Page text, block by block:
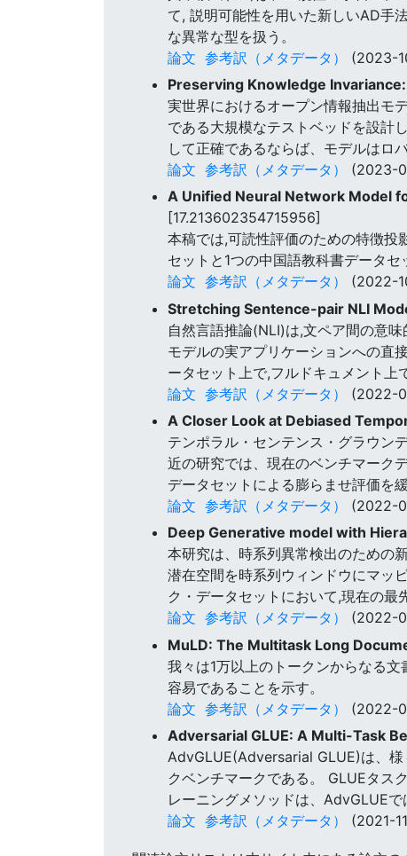
て, 説明可能性を用いた新しいAD手
な異常な型を扱う。
論文 参考訳（メタデータ）
(2023-
Preserving Knowledge
実世界におけるオープン情報抽出モ
である大規模なテストベッドを設計
して正確であるならば、モデルはロ
論文 参考訳（メタデータ）
(2023-
A Unified Neural Network Model
[17.213602354715956]
本稿では,可読性評価のための特徴投
セットと1つの中国語教科書データセ
論文 参考訳（メタデータ）
(2022-
Stretching Sentence-pair NLI
自然言語推論(NLI)は,文ペア間の意
モデルの実アプリケーションへの直
ータセット上で,フルドキュメント上
論文 参考訳（メタデータ）
(2022-
A Closer Look at Debiased
テンポラル・センテンス・グラウン
近の研究では、現在のベンチマーク
データセットによる膨らませ評価を
論文 参考訳（メタデータ）
(2022-
Deep Generative model with
本研究は、時系列異常検出のための
潜在空間を時系列ウィンドウにマッ
ク・データセットにおいて,現在の最
論文 参考訳（メタデータ）
(2022-
MuLD: The Multitask Long
我々は1万以上のトークンからなる
容易であることを示す。
論文 参考訳（メタデータ）
(2022-
Adversarial GLUE: A Multi-Task
AdvGLUE(Adversarial GLUE)は、様
クベンチマークである。 GLUEタス
レーニングメソッドは、AdvGLUE
論文 参考訳（メタデータ） (2021-